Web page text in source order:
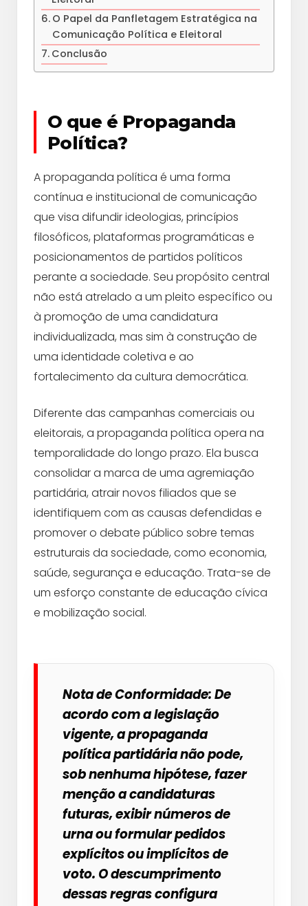
O Papel da Panfletagem Estratégica na
Comunicação Política e Eleitoral
Conclusão
O que é Propaganda
Política?
A propaganda política é uma forma
contínua e institucional de comunicação
que visa difundir ideologias, princípios
filosóficos, plataformas programáticas e
posicionamentos de partidos políticos
perante a sociedade. Seu propósito central
não está atrelado a um pleito específico ou
à promoção de uma candidatura
individualizada, mas sim à construção de
uma identidade coletiva e ao
fortalecimento da cultura democrática.
Diferente das campanhas comerciais ou
eleitorais, a propaganda política opera na
temporalidade do longo prazo. Ela busca
consolidar a marca de uma agremiação
partidária, atrair novos filiados que se
identifiquem com as causas defendidas e
promover o debate público sobre temas
estruturais da sociedade, como economia,
saúde, segurança e educação. Trata-se de
um esforço constante de educação cívica
e mobilização social.
Nota de Conformidade: De
acordo com a legislação
vigente, a propaganda
política partidária não pode,
sob nenhuma hipótese, fazer
menção a candidaturas
futuras, exibir números de
urna ou formular pedidos
explícitos ou implícitos de
voto. O descumprimento
dessas regras configura